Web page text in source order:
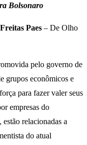
Bolsonaro
Paes – De Olho
pelo governo de
grupos econômicos e
para fazer valer seus
empresas do
relacionadas a
do atual